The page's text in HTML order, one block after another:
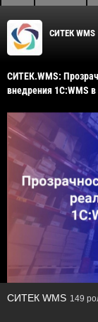
СИТЕК WMS
СИТЕК.WMS:
внедрения 1С:WMS
СИТЕК WMS 149